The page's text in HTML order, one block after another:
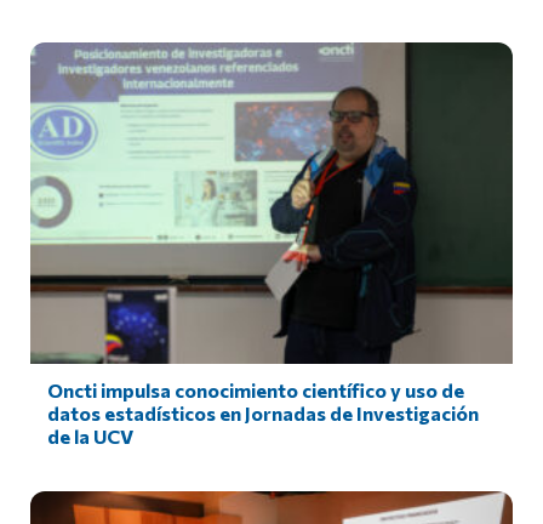
Oncti impulsa conocimiento científico y uso de
datos estadísticos en Jornadas de Investigación
de la UCV